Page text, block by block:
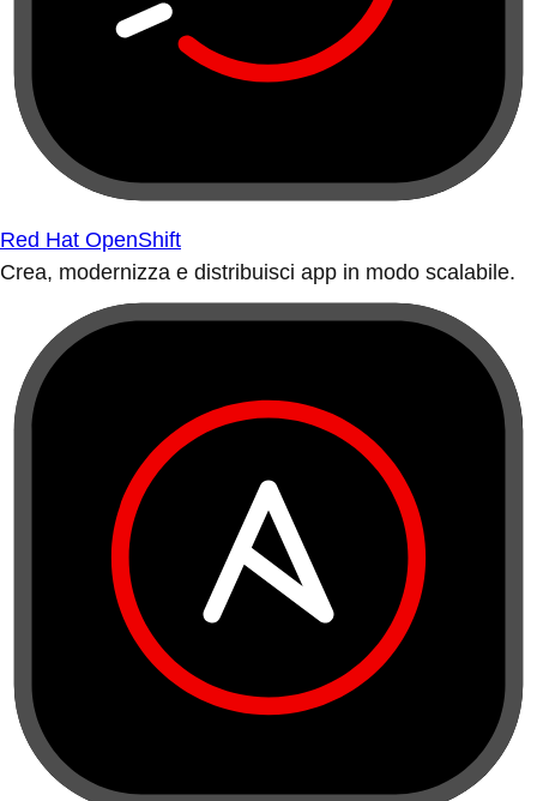
Red Hat OpenShift
Crea, modernizza e distribuisci app in modo scalabile.